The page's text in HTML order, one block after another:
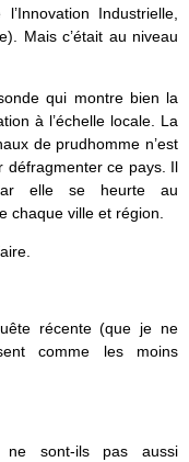
Industrielle,
Mais c’était au niveau
qui montre bien la
à l’échelle locale. La
de prudhomme n’est
défragmenter ce pays. Il
elle se heurte au
chaque ville et région.
récente (que je ne
comme les moins
ne sont-ils pas aussi